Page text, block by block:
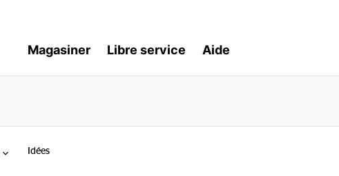
Magasiner Libre service Aide
Idées